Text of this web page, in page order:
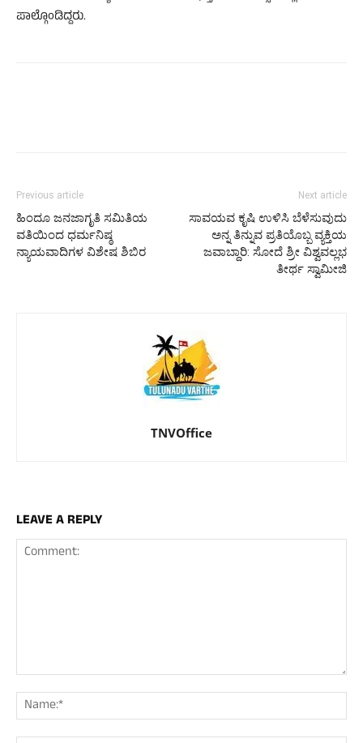
ಪಾಲ್ಗೊಂಡಿದ್ದರು.
Previous article
ಹಿಂದೂ ಜನಜಾಗೃತಿ ಸಮಿತಿಯ
ವತಿಯಿಂದ ಧರ್ಮನಿಷ್ಠ
ನ್ಯಾಯವಾದಿಗಳ ವಿಶೇಷ ಶಿಬಿರ
Next article
ಸಾವಯವ ಕೃಷಿ ಉಳಿಸಿ ಬೆಳೆಸುವುದು
ಅನ್ನ ತಿನ್ನುವ ಪ್ರತಿಯೊಬ್ಬ ವ್ಯಕ್ತಿಯ
ಜವಾಬ್ದಾರಿ: ಸೋದೆ ಶ್ರೀ ವಿಶ್ವವಲ್ಲಭ
ತೀರ್ಥ ಸ್ವಾಮೀಜಿ
TNVOffice
LEAVE A REPLY